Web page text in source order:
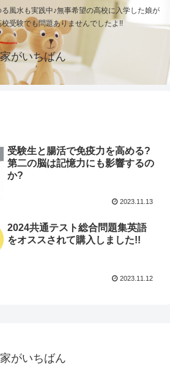
風水も実践中♪無事希望の高校に入学した娘が
受験でも問題ありませんでしたよ!!
家がいちばん
受験生と腸活で免疫力を高める?
第二の脳は記憶力にも影響するの
か?
2023.11.13
2024共通テスト総合問題集英語
をオススされて購入しました!!
2023.11.12
家がいちばん